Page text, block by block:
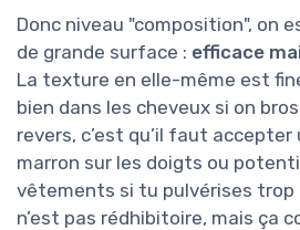
Donc niveau "composition", on
de grande surface : efficace
La texture en elle-même est
bien dans les cheveux si on
revers, c’est qu’il faut accepter
marron sur les doigts ou
vêtements si tu pulvérises trop
n’est pas rédhibitoire, mais ça